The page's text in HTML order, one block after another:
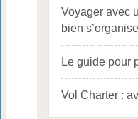
Voyager avec
bien
Le guide pour
Vol Charter :